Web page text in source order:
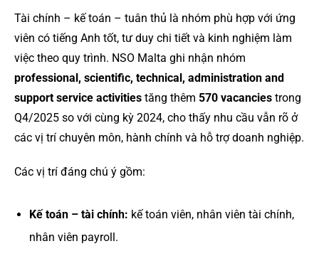
Tài chính – kế toán – tuân thủ là nhóm phù hợp với ứng
viên có tiếng Anh tốt, tư duy chi tiết và kinh nghiệm làm
việc theo quy trình. NSO Malta ghi nhận nhóm
professional, scientific, technical, administration and
support service activities tăng thêm 570 vacancies trong
Q4/2025 so với cùng kỳ 2024, cho thấy nhu cầu vẫn rõ ở
các vị trí chuyên môn, hành chính và hỗ trợ doanh nghiệp.
Các vị trí đáng chú ý gồm:
Kế toán – tài chính: kế toán viên, nhân viên tài chính,
nhân viên payroll.